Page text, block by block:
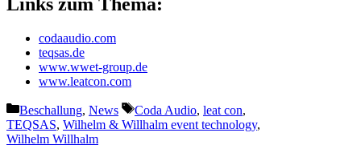
codaaudio.com
teqsas.de
www.wwet-group.de
www.leatcon.com
Kategorien
Beschallung, News Schlagwörter
Coda Audio, leat con,
TEQSAS, Wilhelm & Willhalm event technology,
Wilhelm Willhalm